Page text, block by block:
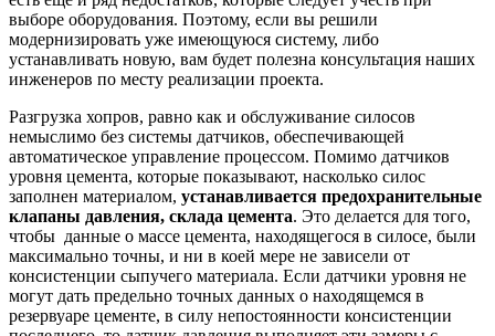
выборе оборудования. Поэтому, если вы решили
модернизировать уже имеющуюся систему, либо
устанавливать новую, вам будет полезна консультация наших
инженеров по месту реализации проекта.
Разгрузка хопров, равно как и обслуживание силосов
немыслимо без системы датчиков, обеспечивающей
автоматическое управление процессом. Помимо датчиков
уровня цемента, которые показывают, насколько силос
заполнен материалом, устанавливается предохранительные
клапаны давления, склада цемента. Это делается для того,
чтобы данные о массе цемента, находящегося в силосе, были
максимально точны, и ни в коей мере не зависели от
консистенции сыпучего материала. Если датчики уровня не
могут дать предельно точных данных о находящемся в
резервуаре цементе, в силу непостоянности консистенции